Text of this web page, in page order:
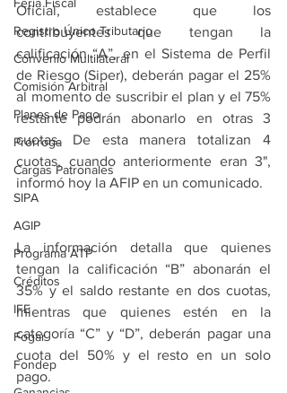
Registro Único Tributario
Convenio Multilateral
Comisión Arbitral
Planes de Pago
Prórroga
Cargas Patronales
SIPA
AGIP
Programa ATP
Créditos
IFE
Fogar
Fondep
Oficial, establece que los
contribuyentes que tengan la
calificación “A”, en el Sistema de Perfil
de Riesgo (Siper), deberán pagar el 25%
al momento de suscribir el plan y el 75%
restante podrán abonarlo en otras 3
cuotas. De esta manera totalizan 4
cuotas, cuando anteriormente eran 3",
informó hoy la AFIP en un comunicado.
La información detalla que quienes
tengan la calificación “B” abonarán el
35% y el saldo restante en dos cuotas,
mientras que quienes estén en la
categoría “C” y “D”, deberán pagar una
cuota del 50% y el resto en un solo
pago.